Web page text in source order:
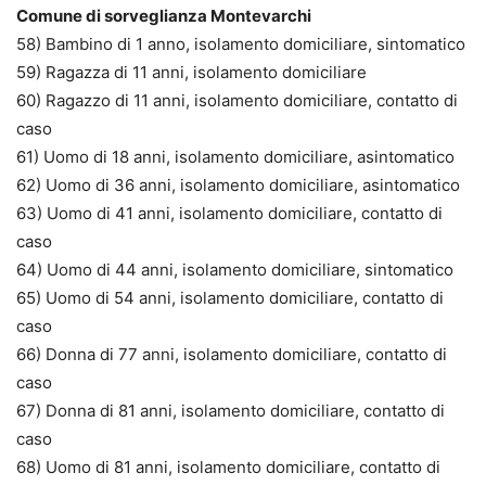
Comune di sorveglianza Montevarchi
58) Bambino di 1 anno, isolamento domiciliare, sintomatico
59) Ragazza di 11 anni, isolamento domiciliare
60) Ragazzo di 11 anni, isolamento domiciliare, contatto di
caso
61) Uomo di 18 anni, isolamento domiciliare, asintomatico
62) Uomo di 36 anni, isolamento domiciliare, asintomatico
63) Uomo di 41 anni, isolamento domiciliare, contatto di
caso
64) Uomo di 44 anni, isolamento domiciliare, sintomatico
65) Uomo di 54 anni, isolamento domiciliare, contatto di
caso
66) Donna di 77 anni, isolamento domiciliare, contatto di
caso
67) Donna di 81 anni, isolamento domiciliare, contatto di
caso
68) Uomo di 81 anni, isolamento domiciliare, contatto di